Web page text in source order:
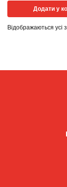
Додати у
Відображаються усі